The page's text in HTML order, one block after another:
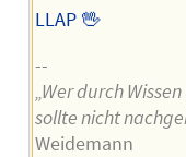
LLAP 🖖
--
„Wer durch
sollte nicht
Weidemann